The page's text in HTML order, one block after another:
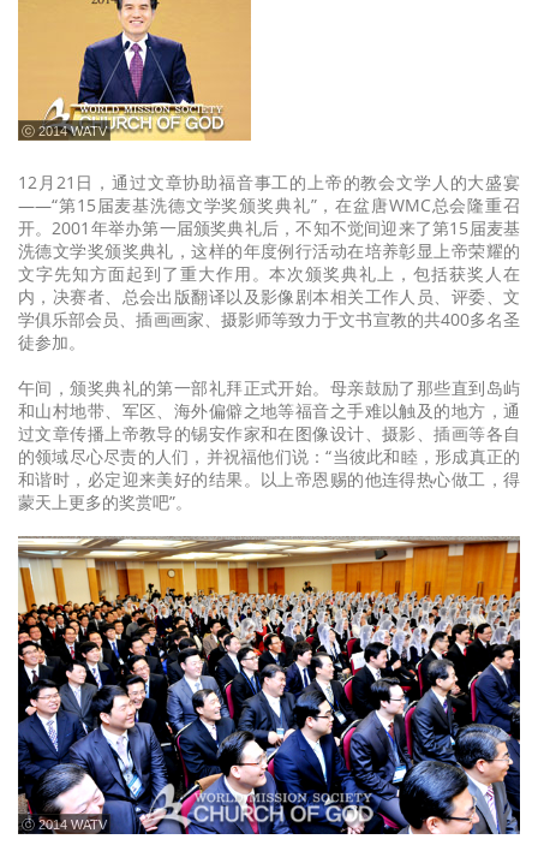
ⓒ 2014 WATV
12月21日，通过文章协助福音事工的上帝的教会文学人的大盛宴
——“第15届麦基洗德文学奖颁奖典礼”，在盆唐WMC总会隆重召
开。2001年举办第一届颁奖典礼后，不知不觉间迎来了第15届麦基
洗德文学奖颁奖典礼，这样的年度例行活动在培养彰显上帝荣耀的
文字先知方面起到了重大作用。本次颁奖典礼上，包括获奖人在
内，决赛者、总会出版翻译以及影像剧本相关工作人员、评委、文
学俱乐部会员、插画画家、摄影师等致力于文书宣教的共400多名圣
徒参加。
午间，颁奖典礼的第一部礼拜正式开始。母亲鼓励了那些直到岛屿
和山村地带、军区、海外偏僻之地等福音之手难以触及的地方，通
过文章传播上帝教导的锡安作家和在图像设计、摄影、插画等各自
的领域尽心尽责的人们，并祝福他们说：“当彼此和睦，形成真正的
和谐时，必定迎来美好的结果。以上帝恩赐的他连得热心做工，得
蒙天上更多的奖赏吧”。
ⓒ 2014 WATV